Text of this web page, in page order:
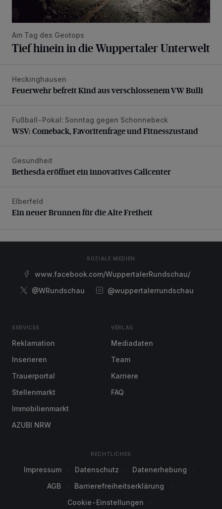
Am Tag des Geotops
Tief hinein in die Wuppertaler Unterwelt
Feuerwehr befreit Kind aus verschlossenem VW Bulli
Heckinghausen
Feuerwehr befreit Kind aus verschlossenem VW Bulli
WSV: Comeback, Favoritenfrage und Fitnesszustand
Fußball-Pokal: Sonntag gegen Schonnebeck
WSV: Comeback, Favoritenfrage und Fitnesszustand
Bethesda eröffnet ein innovatives Callcenter
Gesundheit
Bethesda eröffnet ein innovatives Callcenter
Ein neuer Brunnen für die Alte Freiheit
Elberfeld
Ein neuer Brunnen für die Alte Freiheit
SOZIALE MEDIEN
www.facebook.com/WuppertalerRundschau/
@WRundschau
@wuppertalerrundschau
SERVICES
Reklamation
Inserieren
Trauerportal
Stellenmarkt
Immobilienmarkt
AZUBI NRW
VERLAG
Mediadaten
Team
Karriere
FAQ
RECHTLICHES
Impressum Datenschutz
Datenerhebung
AGB
Barrierefreiheitserklärung
Cookie-Einstellungen